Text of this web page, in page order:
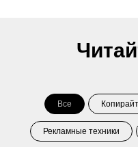
Все
Рекламные техники